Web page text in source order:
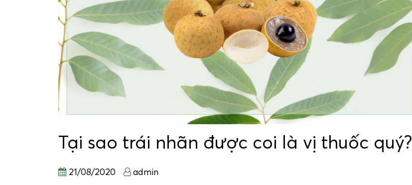
Tại sao trái nhãn được coi là vị thuốc quý?
21/08/2020 admin